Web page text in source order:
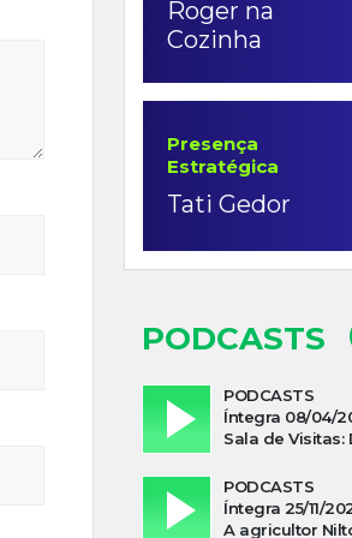
Roger na
Cozinha
Presença
Estratégica
Tati Gedor
PODCASTS
PODCASTS
Íntegra 08/04/
PODCASTS
Íntegra 25/11/